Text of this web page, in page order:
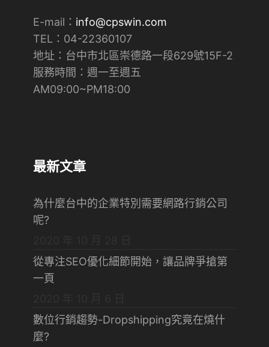
E-mail： info@cpswin.com
TEL：04-22360107
地址：台中市北區崇德路一段629號15F-2
​服務時間：週一至週五
AM09:00~PM18:00
最新文章
為什麼台中的企業特別需要網路行銷公司
呢?
從專注SEO優化細節開始，讓品牌爭搶第
一頁
數位行銷趨勢-Dropshipping究竟在燒什
麼?